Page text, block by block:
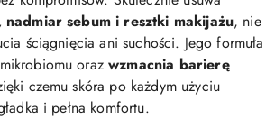
nadmiar sebum i resztki makijażu, nie
ściągnięcia ani suchości. Jego formuła
orazwzmacnia barierę
czemu skóra po każdym użyciu
i pełna komfortu.